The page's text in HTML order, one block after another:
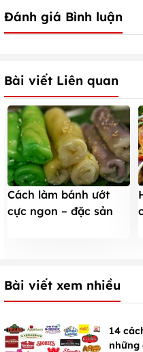
Đánh giá Bình luận
Bài viết Liên quan
Cách làm bánh ướt
cực ngon – đặc sản
Bài viết xem nhiều
14
những